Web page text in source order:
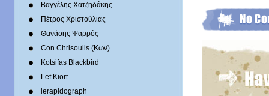
Βαγγέλης Χατζηδάκης
Πέτρος Χριστούλιας
Θανάσης Ψαρρός
Con Chrisoulis (Κων)
Kotsifas Blackbird
Lef Kiort
lerapidograph